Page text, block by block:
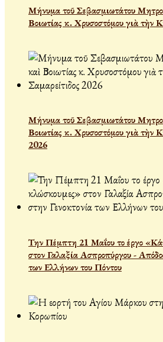
Μήνυμα τοῦ Σεβασμιωτάτου
Βοιωτίας κ. Χρυσοστόμου γιὰ τὴν
Μήνυμα τοῦ Σεβασμιωτάτου
Βοιωτίας κ. Χρυσοστόμου γιὰ τὴν
2026
Την Πέμπτη 21 Μαΐου το έργο
στον Γαλαξία Ασπροπύργου -
των Ελλήνων του Πόντου